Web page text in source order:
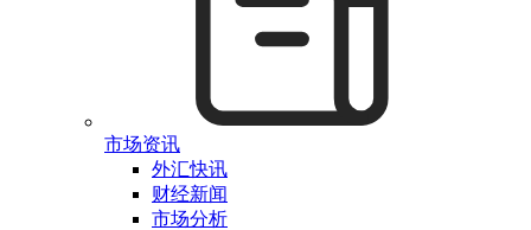
市场资讯
外汇快讯
财经新闻
市场分析